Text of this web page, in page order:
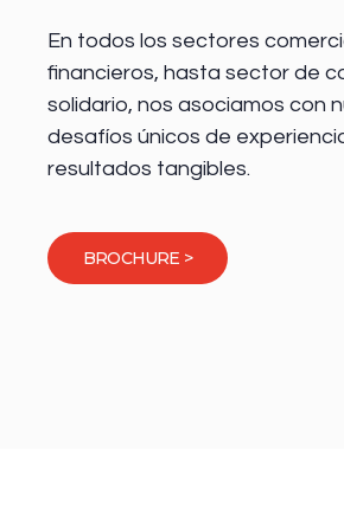
En todos los sectores
financieros, hasta sector de
solidario, nos asociamos con
desafíos únicos de
resultados tangibles.
BROCHURE >